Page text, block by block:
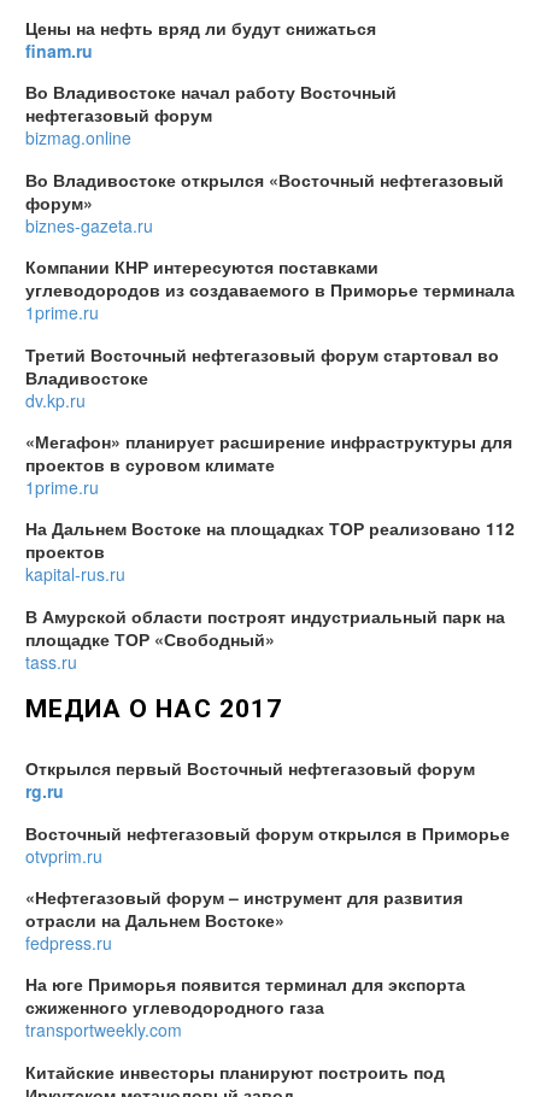
Цены на нефть вряд ли будут снижаться
finam.ru
Во Владивостоке начал работу Восточный
нефтегазовый форум
bizmag.online
Во Владивостоке открылся «Восточный нефтегазовый
форум»
biznes-gazeta.ru
Компании КНР интересуются поставками
углеводородов из создаваемого в Приморье терминала
1prime.ru
Третий Восточный нефтегазовый форум стартовал во
Владивостоке
dv.kp.ru
«Мегафон» планирует расширение инфраструктуры для
проектов в суровом климате
1prime.ru
На Дальнем Востоке на площадках ТОР реализовано 112
проектов
kapital-rus.ru
В Амурской области построят индустриальный парк на
площадке ТОР «Свободный»
tass.ru
МЕДИА О НАС 2017
Открылся первый Восточный нефтегазовый форум
rg.ru
Восточный нефтегазовый форум открылся в Приморье
otvprim.ru
«Нефтегазовый форум – инструмент для развития
отрасли на Дальнем Востоке»
fedpress.ru
На юге Приморья появится терминал для экспорта
сжиженного углеводородного газа
transportweekly.com
Китайские инвесторы планируют построить под